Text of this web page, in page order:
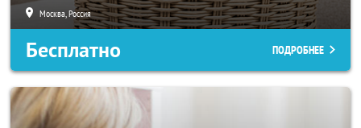
Москва, Россия
Бесплатно ПОДРОБНЕЕ